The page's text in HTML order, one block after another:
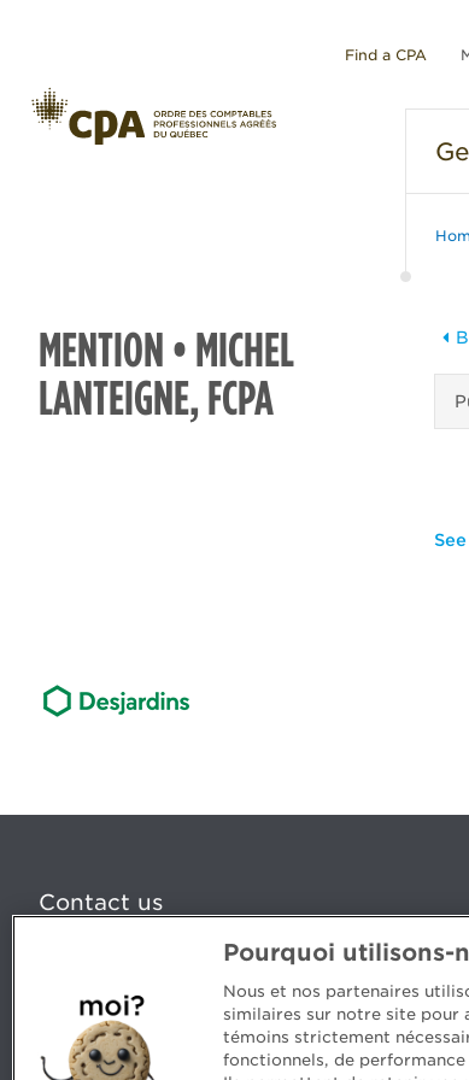
Find a CPA
MENTION • MICHEL
LANTEIGNE, FCPA
Contact us
5, Place Ville Marie, bureau 800, Montréal
Questions? Ask our team >
Pourquoi utilisons-
Nous et nos partenaires
similaires sur notre site pour
témoins strictement
fonctionnels, de